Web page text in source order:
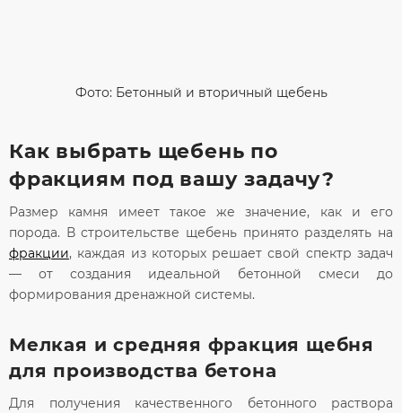
Фото: Бетонный и вторичный щебень
Как выбрать щебень по
фракциям под вашу задачу?
Размер камня имеет такое же значение, как и его
порода. В строительстве щебень принято разделять на
фракции, каждая из которых решает свой спектр задач
— от создания идеальной бетонной смеси до
формирования дренажной системы.
Мелкая и средняя фракция щебня
для производства бетона
Для получения качественного бетонного раствора